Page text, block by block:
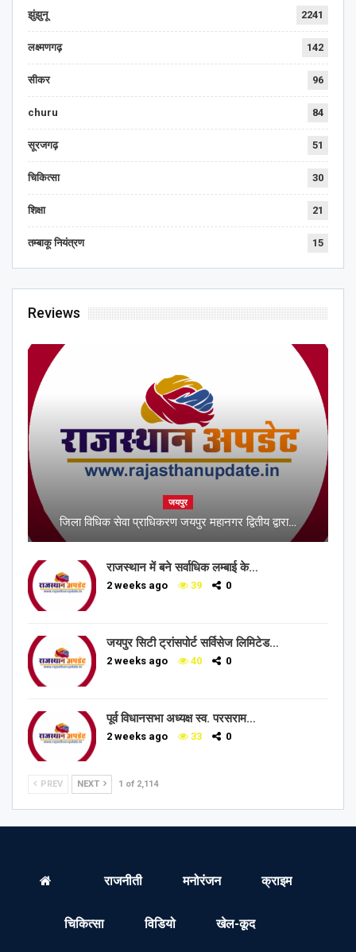
झुंझुनू 2241
लक्ष्मणगढ़ 142
सीकर 96
churu 84
सूरजगढ़ 51
चिकित्सा 30
शिक्षा 21
तम्बाकू नियंत्रण 15
Reviews
जयपुर
जिला विधिक सेवा प्राधिकरण जयपुर महानगर द्वितीय द्वारा…
राजस्थान में बने सर्वाधिक लम्बाई के…
2 weeks ago 39 0
जयपुर सिटी ट्रांसपोर्ट सर्विसेज लिमिटेड…
2 weeks ago 40 0
पूर्व विधानसभा अध्यक्ष स्व. परसराम…
2 weeks ago 33 0
PREV NEXT 1 of 2,114
राजनीती मनोरंजन क्राइम
चिकित्सा विडियो खेल-कूद